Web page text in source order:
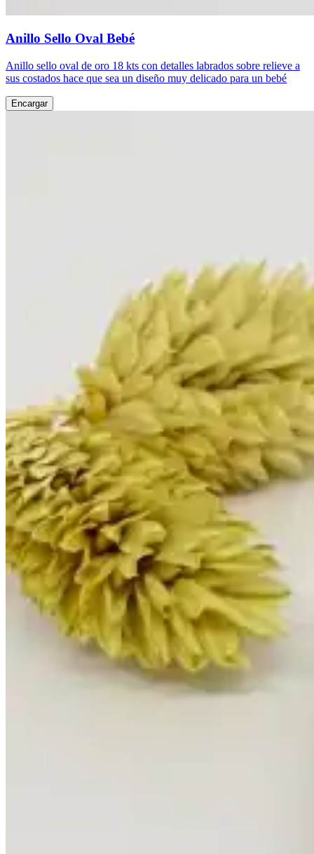
Anillo Sello Oval Bebé
Anillo sello oval de oro 18 kts con detalles labrados sobre relieve a
sus costados hace que sea un diseño muy delicado para un bebé
Encargar